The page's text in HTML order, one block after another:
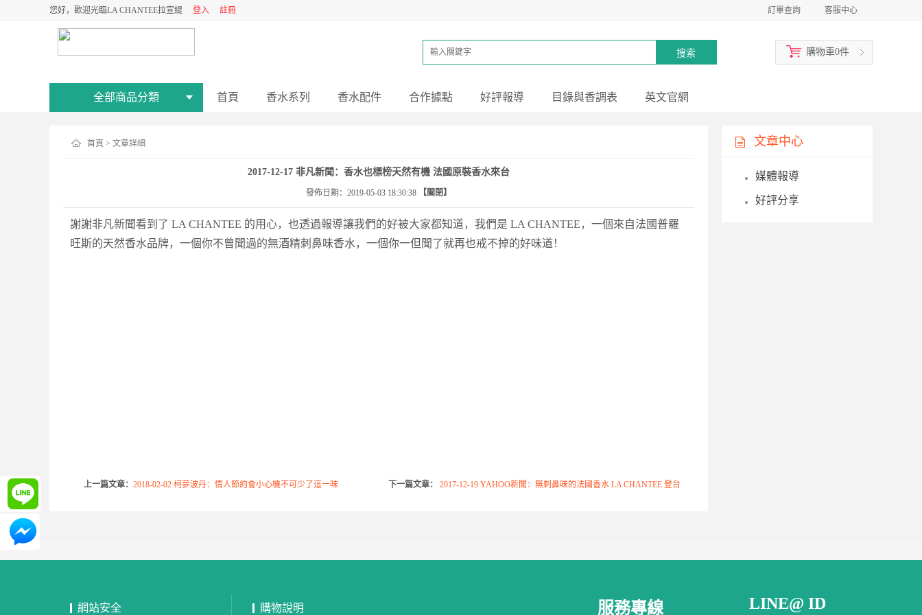
您好，歡迎光臨LA CHANTEE拉宣緹 登入 註冊 訂單查詢 客服中心
購物車0件
全部商品分類 首頁 香水系列 香水配件 合作據點 好評報導 目錄與香調表 英文官網
文章中心
媒體報導
好評分享
首頁 > 文章詳細
2017-12-17 非凡新聞：香水也標榜天然有機 法國原裝香水來台
發佈日期： 2019-05-03 18:30:38 【關閉】
謝謝非凡新聞看到了 LA CHANTEE 的用心，也透過報導讓我們的好被大家都知道，我們是 LA CHANTEE ，一個來自法國普羅
旺斯的天然香水品牌，一個你不曾聞過的無酒精刺鼻味香水，一個你一但聞了就再也戒不掉的好味道！
上一篇文章： 2018-02-02 柯夢波丹：情人節約會小心機不可少了這一味 下一篇文章： 2017-12-19 YAHOO新聞：無刺鼻味的法國香水 LA CHANTEE 登台
網站安全 購物說明 服務專線 LINE@ ID